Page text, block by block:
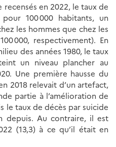
en 2022, le taux de
100 000 habitants, un
les hommes que chez les
000, respectivement). En
des années 1980, le taux
un niveau plancher au
Une première hausse du
2018 relevait d’un artefact,
partie à l’amélioration de
le taux de décès par suicide
depuis. Au contraire, il est
(13,3) à ce qu’il était en